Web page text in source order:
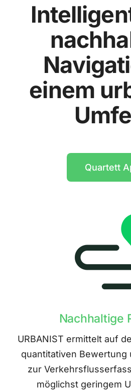
einem
Quartett
Nachhaltige
URBANIST ermittelt auf
quantitativen Bewertung
zur
möglichst geringem